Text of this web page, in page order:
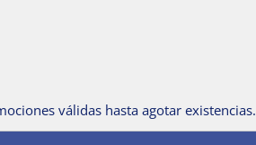
válidas hasta agotar existencias.